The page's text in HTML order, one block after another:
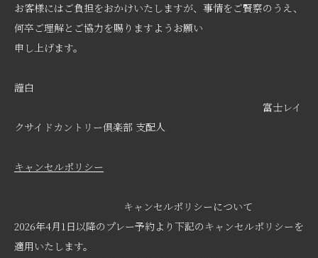
お客様にはご負担をおかけいたしますが、事情をご賢察のうえ、
何卒ご理解とご協力を賜りますようお願い
申し上げます。
謹白
富士レイ
クサイドカントリー倶楽部 支配人
キャンセルポリシー
キャンセルポリシーについて
2026年4月1日以降のプレー予約より下記のキャンセルポリシーを
適用いたします。